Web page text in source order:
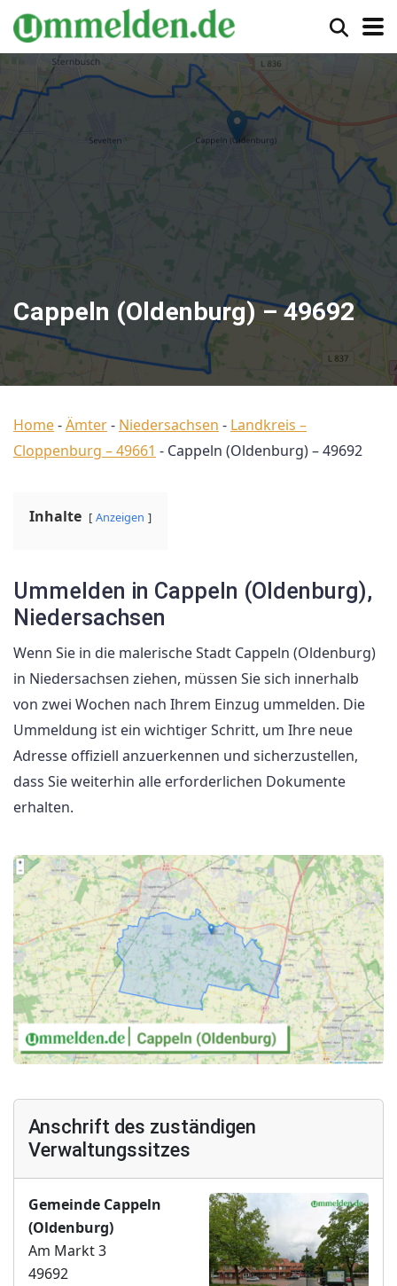
Cappeln (Oldenburg) – 49692
Home-Ämter- Niedersachsen - Landkreis –
Cloppenburg – 49661 - Cappeln (Oldenburg) – 49692
Inhalte Anzeigen
Ummelden in Cappeln (Oldenburg),
Niedersachsen
Wenn Sie in die malerische Stadt Cappeln (Oldenburg)
in Niedersachsen ziehen, müssen Sie sich innerhalb
von zwei Wochen nach Ihrem Einzug ummelden. Die
Ummeldung ist ein wichtiger Schritt, um Ihre neue
Adresse offiziell anzuerkennen und sicherzustellen,
dass Sie weiterhin alle erforderlichen Dokumente
erhalten.
Anschrift des zuständigen
Verwaltungssitzes
Gemeinde Cappeln
(Oldenburg)
Am Markt 3
49692